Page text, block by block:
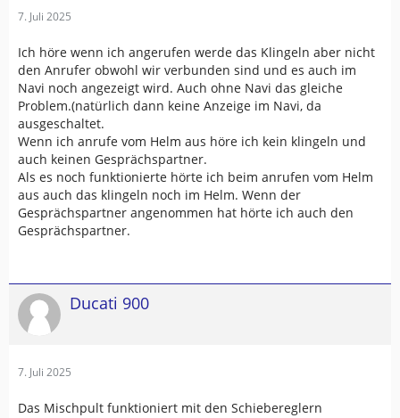
7. Juli 2025
Ich höre wenn ich angerufen werde das Klingeln aber nicht
den Anrufer obwohl wir verbunden sind und es auch im
Navi noch angezeigt wird. Auch ohne Navi das gleiche
Problem.(natürlich dann keine Anzeige im Navi, da
ausgeschaltet.
Wenn ich anrufe vom Helm aus höre ich kein klingeln und
auch keinen Gesprächspartner.
Als es noch funktionierte hörte ich beim anrufen vom Helm
aus auch das klingeln noch im Helm. Wenn der
Gesprächspartner angenommen hat hörte ich auch den
Gesprächspartner.
Ducati 900
7. Juli 2025
Das Mischpult funktioniert mit den Schiebereglern